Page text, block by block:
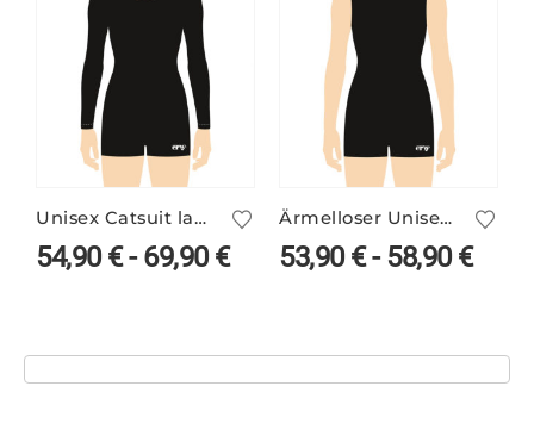
Unisex Catsuit langarm in vielen Farben
54,90€-69,90€
Ärmelloser Unisex Catsuit mit Stehbund – viele Farben
53,90€-58,90€